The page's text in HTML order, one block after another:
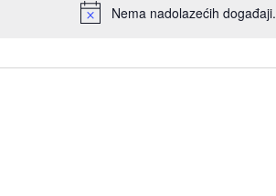
Nema nadolazećih događaji.